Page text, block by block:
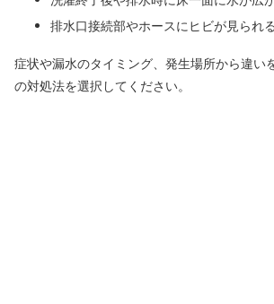
排水口接続部やホースにヒビが見られる
症状や漏水のタイミング、発生場所から違い
の対処法を選択してください。